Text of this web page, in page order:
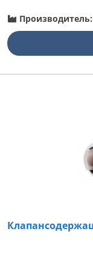
Производитель: